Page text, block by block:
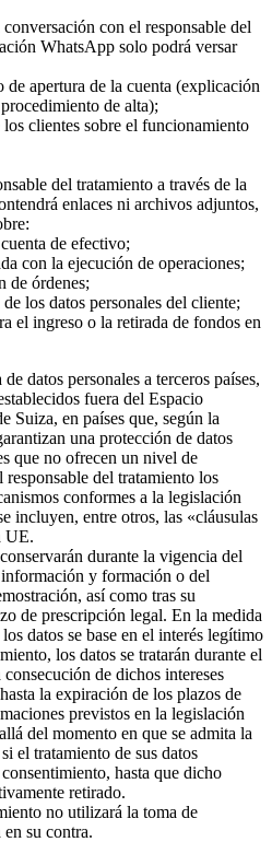
con el responsable del
WhatsApp solo podrá versar
de apertura de la cuenta (explicación
de alta);
los clientes sobre el funcionamiento
del tratamiento a través de la
enlaces ni archivos adjuntos,
de efectivo;
con la ejecución de operaciones;
de órdenes;
los datos personales del cliente;
el ingreso o la retirada de fondos en
datos personales a terceros países,
fuera del Espacio
Suiza, en países que, según la
una protección de datos
que no ofrecen un nivel de
del tratamiento los
conformes a la legislación
incluyen, entre otros, las «cláusulas
UE.
durante la vigencia del
y formación o del
así como tras su
de prescripción legal. En la medida
datos se base en el interés legítimo
los datos se tratarán durante el
de dichos intereses
la expiración de los plazos de
previstos en la legislación
del momento en que se admita la
el tratamiento de sus datos
hasta que dicho
retirado.
no utilizará la toma de
su contra.